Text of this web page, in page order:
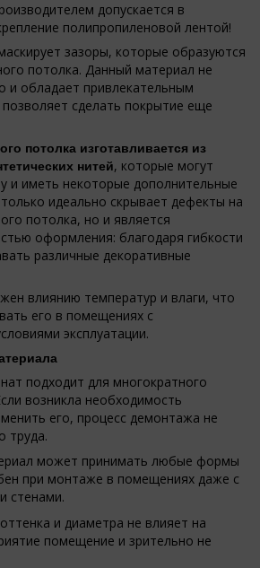
допускается в
полипропиленовой лентой!
зазоры, которые образуются
потолка. Данный материал не
и обладает привлекательным
сделать покрытие еще
потолка изготавливается из
нитей, которые могут
и иметь некоторые дополнительные
идеально скрывает дефекты на
потолка, но и является
оформления: благодаря гибкости
различные декоративные
влиянию температур и влаги, что
его в помещениях с
эксплуатации.
подходит для многократного
возникла необходимость
его, процесс демонтажа не
труда.
может принимать любые формы
при монтаже в помещениях даже с
стенами.
и диаметра не влияет на
помещение и зрительно не